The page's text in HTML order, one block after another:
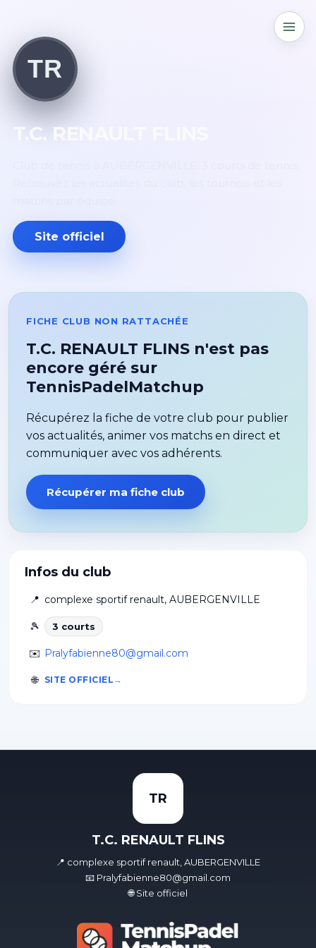
TR
T.C. RENAULT FLINS
Site officiel
Infos du club
📍 complexe sportif renault, AUBERGENVILLE
🎾 3 courts
✉️ Pralyfabienne80@gmail.com
🌐 SITE OFFICIEL
FICHE CLUB NON RATTACHÉE
T.C. RENAULT FLINS n'est pas
encore géré sur
TennisPadelMatchup
Récupérez la fiche de votre club pour publier
vos actualités, animer vos matchs en direct et
communiquer avec vos adhérents.
Récupérer ma fiche club
TR
T.C. RENAULT FLINS
📍 complexe sportif renault, AUBERGENVILLE
📧 Pralyfabienne80@gmail.com
🌐 Site officiel